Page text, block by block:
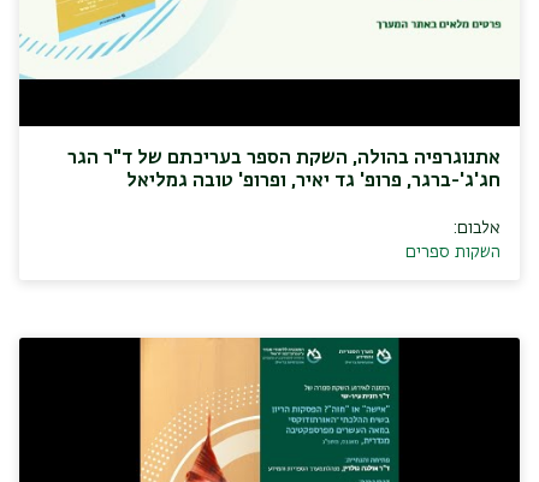
אתנוגרפיה בהולה, השקת הספר בעריכתם של ד"ר הגר
חג'ג'-ברגר, פרופ' גד יאיר, ופרופ' טובה גמליאל
אלבום:
השקות ספרים